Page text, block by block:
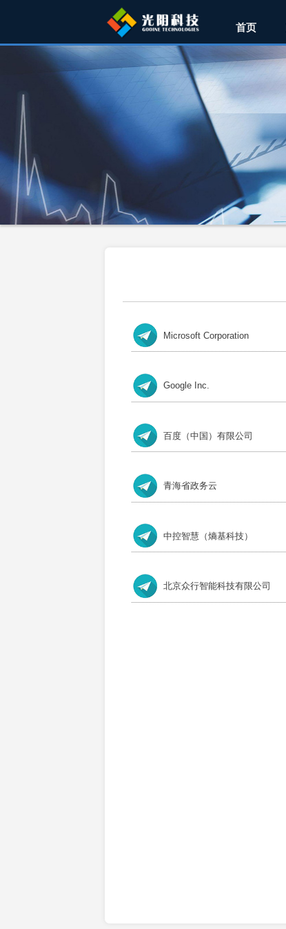
首页
Microsoft Corporation
Google Inc.
百度（中国）有限公司
青海省政务云
中控智慧（熵基科技）
北京众行智能科技有限公司